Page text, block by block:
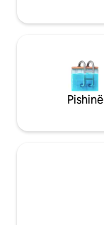
Pishinë